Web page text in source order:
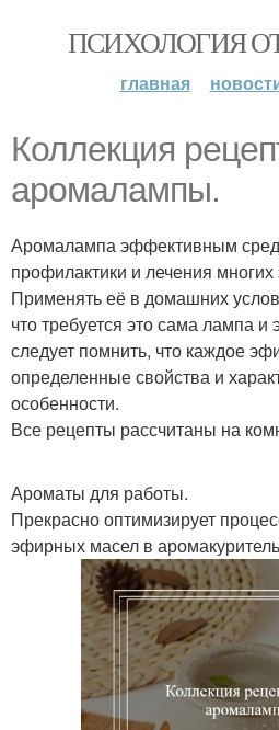
ПСИХОЛОГИЯ
главная
Коллекция
аромалампы.
Аромалампа эффективным
профилактики и лечения
Применять её в домашних
что требуется это сама лампа
следует помнить, что каждое
определенные свойства и
особенности.
Все рецепты рассчитаны на
Ароматы для работы.
Прекрасно оптимизирует
эфирных масел в